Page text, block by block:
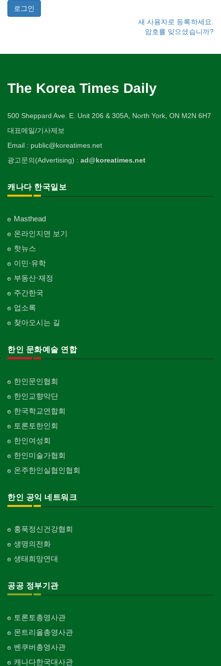
새 사용자로 등록하세요.
암호를 잊으셨습니까?
The Korea Times Daily
500 Sheppard Ave. E. Unit 206 & 305A, North York, ON M2N 6H7
대표메일/기사제보
Email : public@koreatimes.net
광고문의(Advertising) : ad@koreatimes.net
캐나다 한국일보
Masthead
온라인지면 보기
핫뉴스
이민·유학
부동산·재정
주간한국
업소록
찾아오시는 길
한인 문화예술 연합
한인문인협회
한인교향악단
한국학교연합회
토론토한인회
한인여성회
한인미술가협회
온주한인실협인협회
한인 공익 네트워크
홍푹정신건강협회
생명의전화
생태희망연대
공공 정부기관
토론토총영사관
몬트리올총영사관
벤쿠버총영사관
캐나다한국대사관